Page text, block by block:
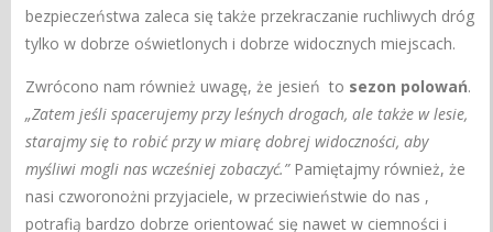
bezpieczeństwa zaleca się także przekraczanie ruchliwych dróg
tylko w dobrze oświetlonych i dobrze widocznych miejscach.
Zwrócono nam również uwagę, że jesień to sezon polowań.
„Zatem jeśli spacerujemy przy leśnych drogach, ale także w lesie,
starajmy się to robić przy w miarę dobrej widoczności, aby
myśliwi mogli nas wcześniej zobaczyć.”Pamiętajmy również, że
nasi czworonożni przyjaciele, w przeciwieństwie do nas ,
potrafią bardzo dobrze orientować się nawet w ciemności i